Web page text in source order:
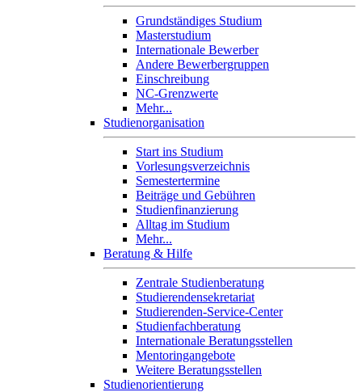
Grundständiges Studium
Masterstudium
Internationale Bewerber
Andere Bewerbergruppen
Einschreibung
NC-Grenzwerte
Mehr...
Studienorganisation
Start ins Studium
Vorlesungsverzeichnis
Semestertermine
Beiträge und Gebühren
Studienfinanzierung
Alltag im Studium
Mehr...
Beratung & Hilfe
Zentrale Studienberatung
Studierendensekretariat
Studierenden-Service-Center
Studienfachberatung
Internationale Beratungsstellen
Mentoringangebote
Weitere Beratungsstellen
Studienorientierung